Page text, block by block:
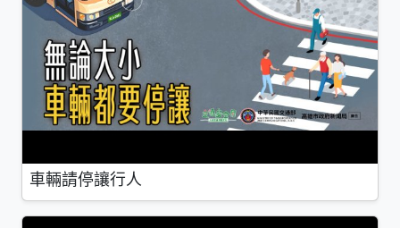
車輛請停讓行人